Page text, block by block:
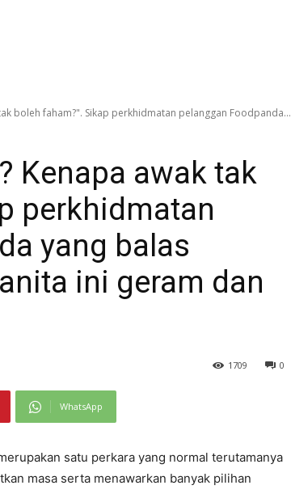
boleh faham?". Sikap perkhidmatan pelanggan Foodpanda...
Kenapa awak tak
perkhidmatan
yang balas
ini geram dan
0
1709
WhatsApp
satu perkara yang normal terutamanya
masa serta menawarkan banyak pilihan